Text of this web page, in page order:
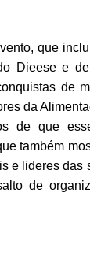
que
Dieese e
de
da
de que
também
e lideres das
de